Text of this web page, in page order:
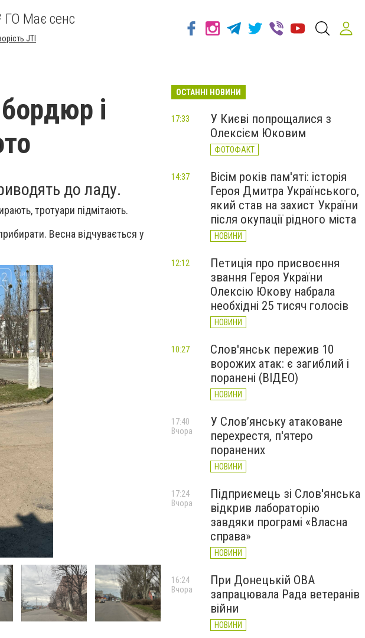
ГО Має сенс
JTI
і
до ладу.
тротуари підмітають.
Весна відчувається у
Вулиці Слов’янська готують до весни
Сайт міста Слов’янська 6262
ОСТАННІ НОВИНИ
У Києві попрощалися з
Олексієм Юковим
ФОТОФАКТ
17:33
Вісім років пам'яті: історія
Героя Дмитра Українського,
який став на захист України
після окупації рідного міста
НОВИНИ
14:37
Петиція про присвоєння
звання Героя України
Олексію Юкову набрала
необхідні 25 тисяч голосів
НОВИНИ
12:12
Слов'янськ пережив 10
ворожих атак: є загиблий і
поранені (ВІДЕО)
НОВИНИ
10:27
У Слов’янську атаковане
перехрестя, п'ятеро
поранених
НОВИНИ
17:40
Вчора
Підприємець зі Слов'янська
відкрив лабораторію
завдяки програмі «Власна
справа»
НОВИНИ
17:24
Вчора
При Донецькій ОВА
запрацювала Рада ветеранів
війни
НОВИНИ
16:24
Вчора